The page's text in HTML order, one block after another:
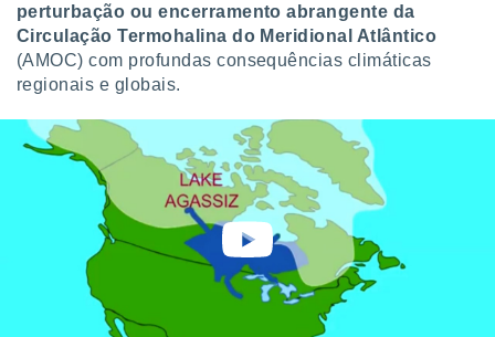
e melhorar
dados
perturbação ou encerramento abrangente da
Circulação Termohalina do Meridional Atlântico
(AMOC) com profundas consequências climáticas
regionais e globais.